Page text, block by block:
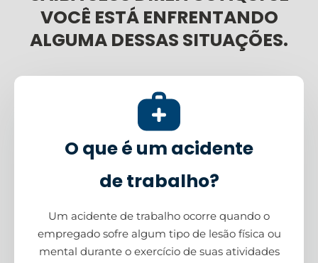
VOCÊ ESTÁ ENFRENTANDO
ALGUMA DESSAS SITUAÇÕES.
O que é um acidente
de trabalho?
Um acidente de trabalho ocorre quando o
empregado sofre algum tipo de lesão física ou
mental durante o exercício de suas atividades